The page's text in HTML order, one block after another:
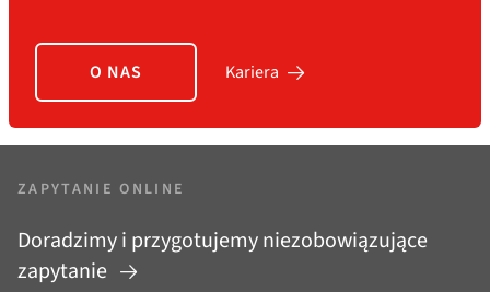
O NAS Kariera
ZAPYTANIE ONLINE
Doradzimy i przygotujemy niezobowiązujące
zapytanie